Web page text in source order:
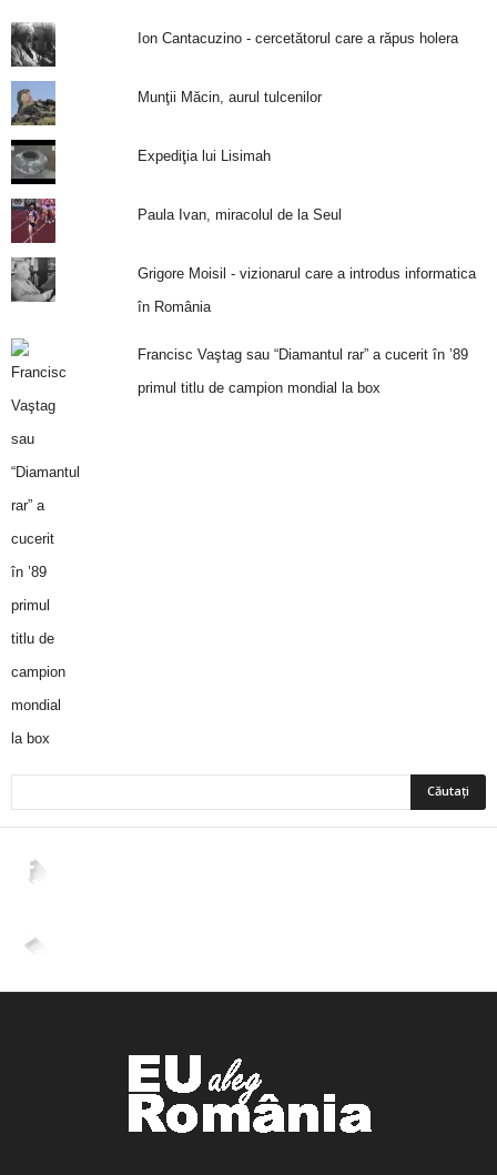
Ion Cantacuzino - cercetătorul care a răpus holera
Munţii Măcin, aurul tulcenilor
Expediţia lui Lisimah
Paula Ivan, miracolul de la Seul
Grigore Moisil - vizionarul care a introdus informatica
în România
Francisc Vaştag sau “Diamantul rar” a cucerit în ’89
primul titlu de campion mondial la box
2,265
4,400